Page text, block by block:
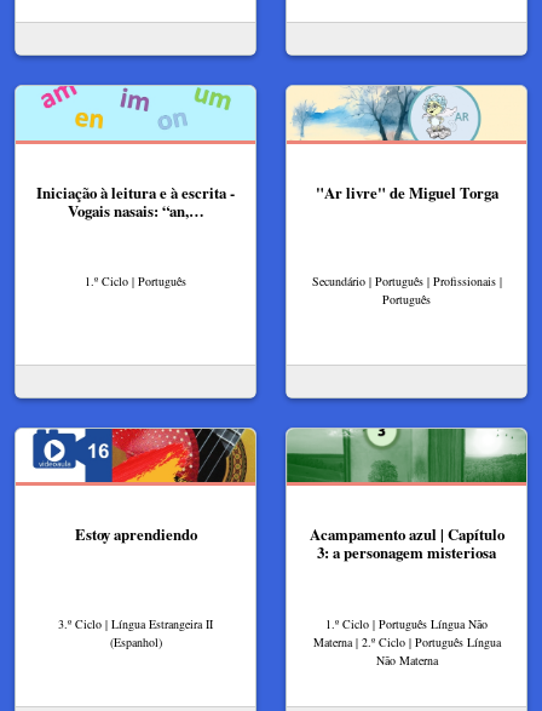
Iniciação à leitura e à escrita -
Vogais nasais: “an,…
1.º Ciclo | Português
"Ar livre" de Miguel Torga
Secundário | Português | Profissionais |
Português
Estoy aprendiendo
3.º Ciclo | Língua Estrangeira II
(Espanhol)
Acampamento azul | Capítulo
3: a personagem misteriosa
1.º Ciclo | Português Língua Não
Materna | 2.º Ciclo | Português Língua
Não Materna